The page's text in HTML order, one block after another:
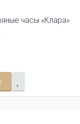
часы «Клара»